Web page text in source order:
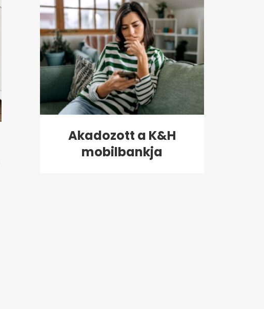
Akadozott a K&H
mobilbankja